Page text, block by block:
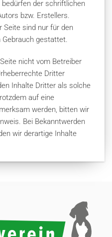
der schriftlichen
bzw. Erstellers.
Seite sind nur für den
Gebrauch gestattet.
nicht vom Betreiber
Dritter
Inhalte Dritter als solche
auf eine
werden, bitten wir
Bei Bekanntwerden
wir derartige Inhalte